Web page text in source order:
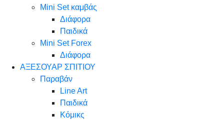
Mini Set καμβάς
Διάφορα
Παιδικά
Mini Set Forex
Διάφορα
ΑΞΕΣΟΥΑΡ ΣΠΙΤΙΟΥ
Παραβάν
Line Art
Παιδικά
Κόμικς